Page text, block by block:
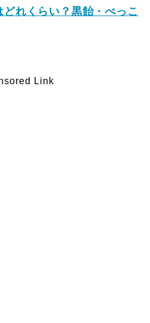
れくらい？黒飴・べっこ
Link